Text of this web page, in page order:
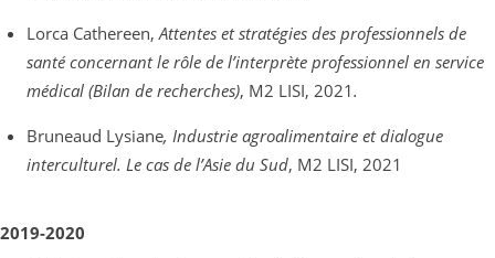
Lorca Cathereen,Attentes et stratégies des professionnels de
santé concernant le rôle de l’interprète professionnel en service
médical (Bilan de recherches), M2 LISI, 2021.
Bruneaud Lysiane, Industrie agroalimentaire et dialogue
interculturel. Le cas de l’Asie du Sud, M2 LISI, 2021
2019-2020